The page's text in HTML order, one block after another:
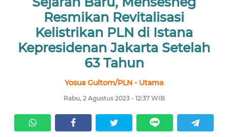
Resmikan Revitalisasi
Kelistrikan PLN di Istana
Kepresidenan Jakarta Setelah
63 Tahun
Yosua Gultom/PLN - Utama
Rabu, 2 Agustus 2023 - 12:37 WIB
NUSANTARA
OPINI